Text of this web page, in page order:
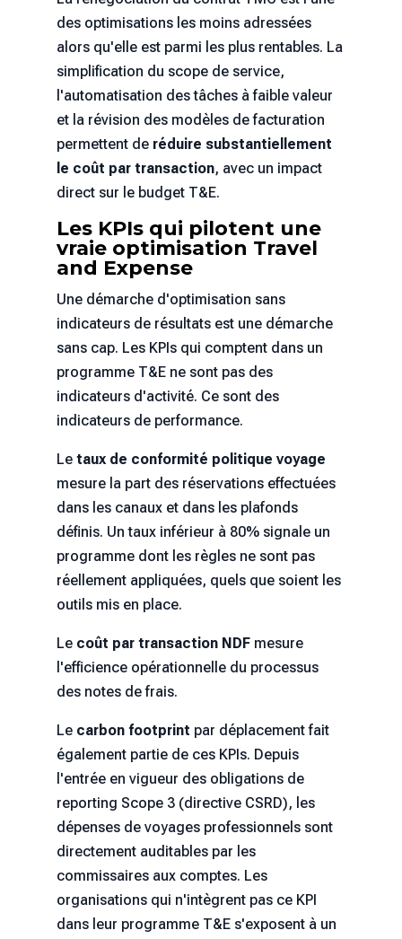
des optimisations les moins adressées
alors qu'elle est parmi les plus rentables. La
simplification du scope de service,
l'automatisation des tâches à faible valeur
et la révision des modèles de facturation
permettent de réduire substantiellement
le coût par transaction, avec un impact
direct sur le budget T&E.
Les KPIs qui pilotent une
vraie optimisation Travel
and Expense
Une démarche d'optimisation sans
indicateurs de résultats est une démarche
sans cap. Les KPIs qui comptent dans un
programme T&E ne sont pas des
indicateurs d'activité. Ce sont des
indicateurs de performance.
Le taux de conformité politique voyage
mesure la part des réservations effectuées
dans les canaux et dans les plafonds
définis. Un taux inférieur à 80% signale un
programme dont les règles ne sont pas
réellement appliquées, quels que soient les
outils mis en place.
Le coût par transaction NDFmesure
l'efficience opérationnelle du processus
des notes de frais.
Le carbon footprint par déplacement fait
également partie de ces KPIs. Depuis
l'entrée en vigueur des obligations de
reporting Scope 3 (directive CSRD), les
dépenses de voyages professionnels sont
directement auditables par les
commissaires aux comptes. Les
organisations qui n'intègrent pas ce KPI
dans leur programme T&E s'exposent à un